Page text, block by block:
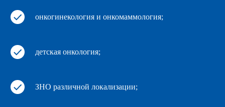
онкогинекология и онкомаммология;
детская онкология;
ЗНО различной локализации;